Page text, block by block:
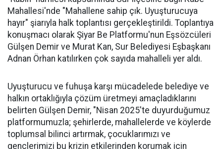
Mahallesi'nde "Mahallene sahip çık. Uyuşturucuya
hayır" şiarıyla halk toplantısı gerçekleştirildi. Toplantıya
konuşmacı olarak Şiyar Be Platformu'nun Eşsözcüleri
Gülşen Demir ve Murat Kan, Sur Belediyesi Eşbaşkanı
Adnan Örhan katılırken çok sayıda mahalleli yer aldı.
Uyuşturucu ve fuhuşa karşı mücadelede belediye ve
halkın ortaklığıyla çözüm üretmeyi amaçladıklarını
belirten Gülşen Demir, "Nisan 2025'te duyurduğumuz
platformumuzla; şehirlerde, mahallelerde ve köylerde
toplumsal bilinci artırmak, çocuklarımızı ve
gençlerimizi bu krizin etkilerinden korumak için